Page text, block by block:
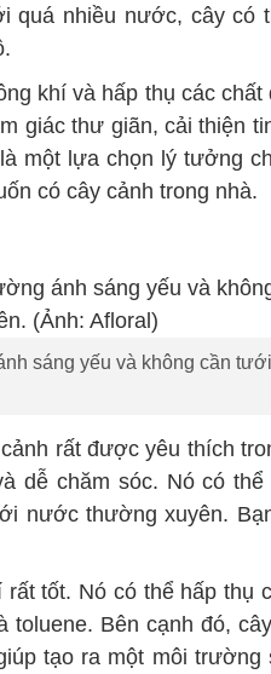
quá nhiều nước, cây có
khí và hấp thụ các chất
giác thư giãn, cải thiện
một lựa chọn lý tưởng
có cây cảnh trong nhà.
sáng yếu và không cần
rất được yêu thích
dễ chăm sóc. Nó có thể
nước thường xuyên.
tốt. Nó có thể hấp thụ
toluene. Bên cạnh đó,
tạo ra một môi trường